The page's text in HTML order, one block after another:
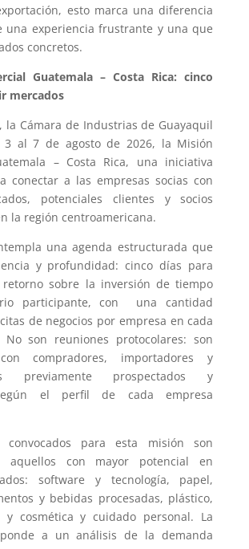
esto marca una diferencia
una experiencia frustrante y una que
concretos.
Guatemala – Costa Rica: cinco
mercados
la Cámara de Industrias de Guayaquil
3 al 7 de agosto de 2026, la Misión
– Costa Rica, una iniciativa
conectar a las empresas socias con
potenciales clientes y socios
la región centroamericana.
una agenda estructurada que
y profundidad: cinco días para
retorno sobre la inversión de tiempo
participante, con una cantidad
de negocios por empresa en cada
No son reuniones protocolares: son
compradores, importadores y
previamente prospectados y
el perfil de cada empresa
convocados para esta misión son
aquellos con mayor potencial en
software y tecnología, papel,
y bebidas procesadas, plástico,
y cosmética y cuidado personal. La
a un análisis de la demanda